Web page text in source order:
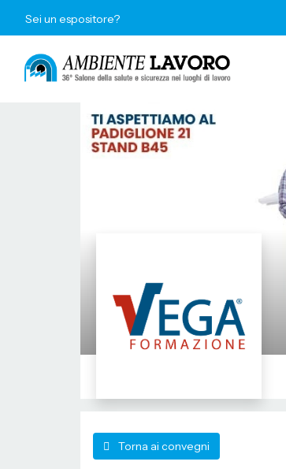
Sei un espositore?
Torna ai convegni